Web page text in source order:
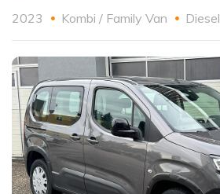
2023 Kombi / Family Van Diesel